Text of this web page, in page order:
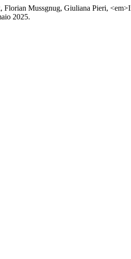
Mussgnug, Giuliana Pieri,
2025.